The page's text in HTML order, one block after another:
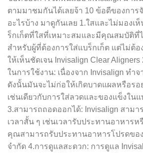
ตามมาชมกันได้เลยจ้า 10 ข้อดีของการ
อะไรบ้าง มาดูกันเลย 1.ใสและไม่มองเ
ร็กเก็ตที่ใสที่เหมาะสมและมีคุณสมบัติที่
สำหรับผู้ที่ต้องการใส่แบร็กเก็ต แต่ไม่ต้อ
ให้เห็นชัดเจน Invisalign Clear
ในการใช้งาน: เนื่องจาก Invisalign ทำ
ดังนั้นมันจะไม่ก่อให้เกิดบาดแผลหรือร
เช่นเดียวกับการใส่ลวดและของแข็งในแ
3.สามารถถอดออกได้: Invisalign สาม
เวลาสั้น ๆ เช่นเวลารับประทานอาหารห
คุณสามารถรับประทานอาหารโปรดข
จำกัด 4.การดูแลสะดวก: การดูแล